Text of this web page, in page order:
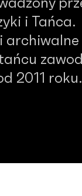
i Tańca.
archiwalne
2011 roku.